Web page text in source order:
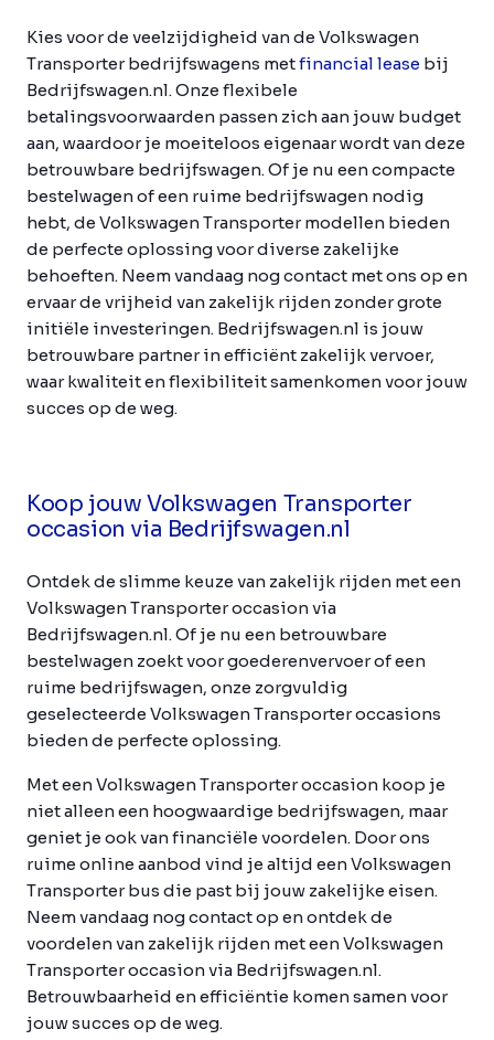
Kies voor de veelzijdigheid van de Volkswagen
Transporter bedrijfswagens metfinancial lease bij
Bedrijfswagen.nl. Onze flexibele
betalingsvoorwaarden passen zich aan jouw budget
aan, waardoor je moeiteloos eigenaar wordt van deze
betrouwbare bedrijfswagen. Of je nu een compacte
bestelwagen of een ruime bedrijfswagen nodig
hebt, de Volkswagen Transporter modellen bieden
de perfecte oplossing voor diverse zakelijke
behoeften. Neem vandaag nog contact met ons op en
ervaar de vrijheid van zakelijk rijden zonder grote
initiële investeringen. Bedrijfswagen.nl is jouw
betrouwbare partner in efficiënt zakelijk vervoer,
waar kwaliteit en flexibiliteit samenkomen voor jouw
succes op de weg.
Koop jouw Volkswagen Transporter
occasion via Bedrijfswagen.nl
Ontdek de slimme keuze van zakelijk rijden met een
Volkswagen Transporter occasion via
Bedrijfswagen.nl. Of je nu een betrouwbare
bestelwagen zoekt voor goederenvervoer of een
ruime bedrijfswagen, onze zorgvuldig
geselecteerde Volkswagen Transporter occasions
bieden de perfecte oplossing.
Met een Volkswagen Transporter occasion koop je
niet alleen een hoogwaardige bedrijfswagen, maar
geniet je ook van financiële voordelen. Door ons
ruime online aanbod vind je altijd een Volkswagen
Transporter bus die past bij jouw zakelijke eisen.
Neem vandaag nog contact op en ontdek de
voordelen van zakelijk rijden met een Volkswagen
Transporter occasion via Bedrijfswagen.nl.
Betrouwbaarheid en efficiëntie komen samen voor
jouw succes op de weg.